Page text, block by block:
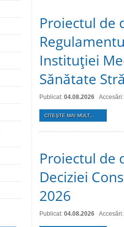
Proiectul de
Instituţiei
Sănătate
Publicat: 04.08.2026
CITEŞTE MAI MULT...
Proiectul de
Deciziei
2026
Publicat: 04.08.2026